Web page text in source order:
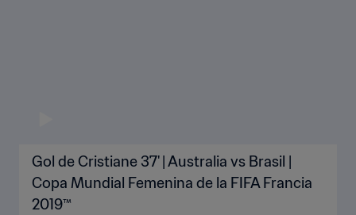
Gol de Cristiane 37' | Australia vs Brasil |
Copa Mundial Femenina de la FIFA Francia
2019™